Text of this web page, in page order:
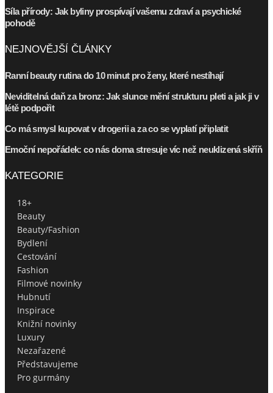
Síla přírody: Jak byliny prospívají vašemu zdraví a psychické
pohodě
NEJNOVĚJŠÍ ČLÁNKY
Ranní beauty rutina do 10 minut pro ženy, které nestíhají
Neviditelná daň za bronz: Jak slunce mění strukturu pleti a jak ji v
létě podpořit
Co má smysl kupovat v drogerii a za co se vyplatí připlatit
Emoční nepořádek: co nás doma stresuje víc než neuklizená skříň
KATEGORIE
18+
Beauty
Beauty/Fashion
Bydlení
Cestování
Fashion
Filmové novinky
Hubnutí
Inspirace
Knižní novinky
Luxury
Nezařazené
Představujeme
Pro gurmány